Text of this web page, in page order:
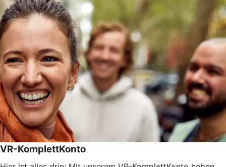
VR-KomplettKonto